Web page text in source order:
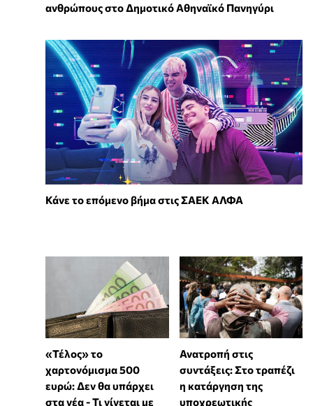
ανθρώπους στο Δημοτικό Αθηναϊκό Πανηγύρι
Κάνε το επόμενο βήμα στις ΣΑΕΚ ΑΛΦΑ
«Τέλος» το
χαρτονόμισμα 500
ευρώ: Δεν θα υπάρχει
στα νέα - Τι γίνεται με
Ανατροπή στις
συντάξεις: Στο τραπέζι
η κατάργηση της
υποχρεωτικής